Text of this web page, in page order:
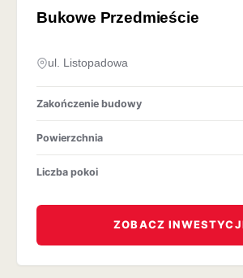
OFERTA ARCHIWALNA
Bukowe Przedmieście
ul. Listopadowa
Zakończenie budowy
Powierzchnia
Liczba pokoi
ZOBACZ